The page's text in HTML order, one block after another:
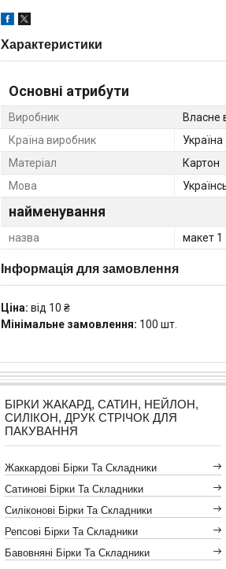
Характеристики
Основні атрибути
Виробник
Власне
Країна виробник
Україна
Матеріал
Картон
Мова
найменування
назва макет 1
Інформація для замовлення
Ціна: від 10 ₴
Мінімальне замовлення: 100 шт.
БІРКИ ЖАКАРД, САТИН, НЕЙЛОН,
СИЛІКОН, ДРУК СТРІЧОК ДЛЯ
ПАКУВАННЯ
Жаккардові Бірки Та Складники
Сатинові Бірки Та Складники
Силіконові Бірки Та Складники
Репсові Бірки Та Складники
Бавовняні Бірки Та Складники